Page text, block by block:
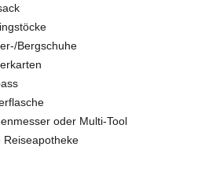
Bergschuhe
oder Multi-Tool
Reiseapotheke